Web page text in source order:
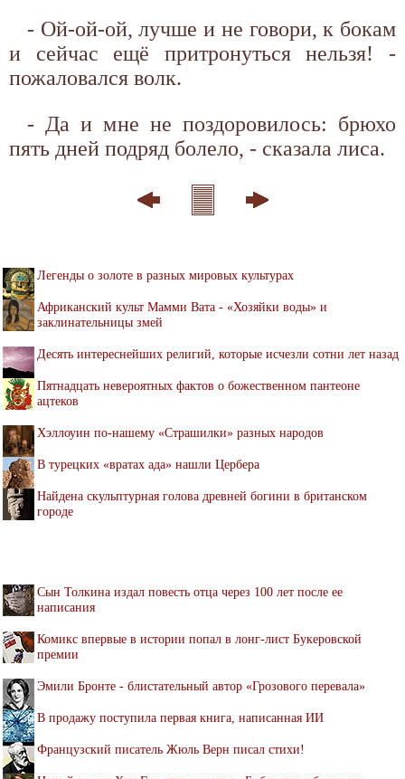
- Ой-ой-ой, лучше и не говори, к бокам
и сейчас ещё притронуться нельзя! -
пожаловался волк.
- Да и мне не поздоровилось: брюхо
пять дней подряд болело, - сказала лиса.
Легенды о золоте в разных мировых культурах
Африканский культ Мамми Вата - «Хозяйки воды» и
заклинательницы змей
Десять интереснейших религий, которые исчезли сотни лет назад
Пятнадцать невероятных фактов о божественном пантеоне
ацтеков
Хэллоуин по-нашему «Страшилки» разных народов
В турецких «вратах ада» нашли Цербера
Найдена скульптурная голова древней богини в британском
городе
Сын Толкина издал повесть отца через 100 лет после ее
написания
Комикс впервые в истории попал в лонг-лист Букеровской
премии
Эмили Бронте - блистательный автор «Грозового перевала»
В продажу поступила первая книга, написанная ИИ
Французский писатель Жюль Верн писал стихи!